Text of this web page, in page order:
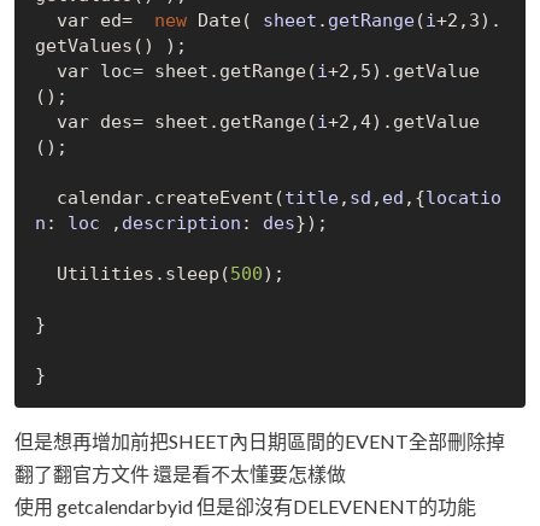
  var ed=
new Date( sheet . getRange(i+2,3) .
getValues()
);
  var loc= sheet.get
Range(i+2,5) .getValue
() ;
  var des= sheet.get
Range(i+2,4) .getValue
() ;
  calendar.create
Event(title, sd , ed ,{locatio
n : loc , description : des}) ;
Utilities . sleep(500);
}
但是想再增加前把SHEET內日期區間的EVENT全部刪除掉
翻了翻官方文件 還是看不太懂要怎樣做
使用 getcalendarbyid 但是卻沒有DELEVENENT的功能